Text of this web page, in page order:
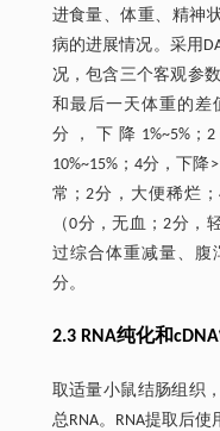
进食量、体重、精神
病的进展情况。采用
况，包含三个客观参
和最后一天体重的差
分，下降1%~5%；
10%~15%；4分，下
常；2分，大便稀烂
（0分，无血；2分，
过综合体重减量、腹
分。
2.3 RNA纯化和
取适量小鼠结肠组织
总RNA。RNA提取后使